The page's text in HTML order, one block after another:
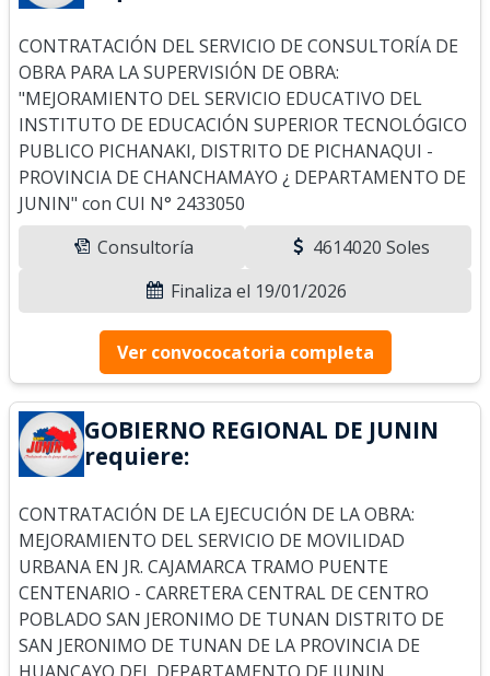
CONTRATACIÓN DEL SERVICIO DE CONSULTORÍA DE
OBRA PARA LA SUPERVISIÓN DE OBRA:
"MEJORAMIENTO DEL SERVICIO EDUCATIVO DEL
INSTITUTO DE EDUCACIÓN SUPERIOR TECNOLÓGICO
PUBLICO PICHANAKI, DISTRITO DE PICHANAQUI -
PROVINCIA DE CHANCHAMAYO ¿ DEPARTAMENTO DE
JUNIN" con CUI N° 2433050
Consultoría
4614020 Soles
Finaliza el 19/01/2026
Ver convococatoria completa
GOBIERNO REGIONAL DE JUNIN
requiere:
CONTRATACIÓN DE LA EJECUCIÓN DE LA OBRA:
MEJORAMIENTO DEL SERVICIO DE MOVILIDAD
URBANA EN JR. CAJAMARCA TRAMO PUENTE
CENTENARIO - CARRETERA CENTRAL DE CENTRO
POBLADO SAN JERONIMO DE TUNAN DISTRITO DE
SAN JERONIMO DE TUNAN DE LA PROVINCIA DE